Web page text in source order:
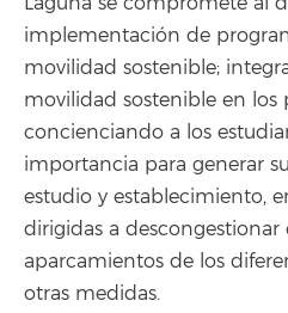
implementación de
movilidad sostenible;
movilidad sostenible en los
concienciando a los
importancia para generar
estudio y establecimiento,
dirigidas a descongestionar
aparcamientos de los
otras medidas.